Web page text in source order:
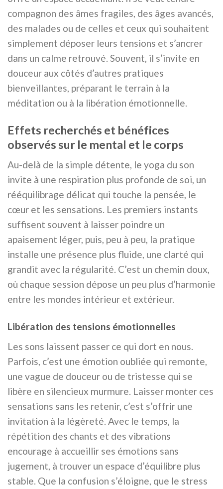
compagnon des âmes fragiles, des âges avancés,
des malades ou de celles et ceux qui souhaitent
simplement déposer leurs tensions et s’ancrer
dans un calme retrouvé. Souvent, il s’invite en
douceur aux côtés d’autres pratiques
bienveillantes, préparant le terrain à la
méditation ou à la libération émotionnelle.
Effets recherchés et bénéfices
observés sur le mental et le corps
Au-delà de la simple détente, le yoga du son
invite à une respiration plus profonde de soi, un
rééquilibrage délicat qui touche la pensée, le
cœur et les sensations. Les premiers instants
suffisent souvent à laisser poindre un
apaisement léger, puis, peu à peu, la pratique
installe une présence plus fluide, une clarté qui
grandit avec la régularité. C’est un chemin doux,
où chaque session dépose un peu plus d’harmonie
entre les mondes intérieur et extérieur.
Libération des tensions émotionnelles
Les sons laissent passer ce qui dort en nous.
Parfois, c’est une émotion oubliée qui remonte,
une vague de douceur ou de tristesse qui se
libère en silencieux murmure. Laisser monter ces
sensations sans les retenir, c’est s’offrir une
invitation à la légèreté. Avec le temps, la
répétition des chants et des vibrations
encourage à accueillir ses émotions sans
jugement, à trouver un espace d’équilibre plus
stable. Que la confusion s’éloigne, que le stress